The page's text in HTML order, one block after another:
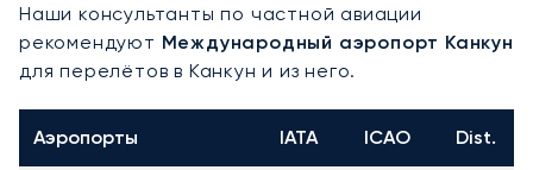
Наши консультанты по частной авиации
рекомендуют Международный аэропорт Канкун
для перелётов в Канкун и из него.
Аэропорты IATA ICAO Dist.